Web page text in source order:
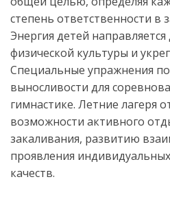
степень ответственности в
Энергия детей направляется
физической культуры и
Специальные упражнения
выносливости для
гимнастике. Летние лагеря
возможности активного
закаливания, развитию
проявления
качеств.